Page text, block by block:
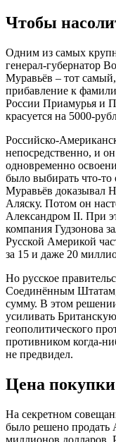
Чтобы
Одним из самых
генерал-губернатор
Муравьёв – тот
прибавление к
России Приамурья и
красуется на 5000-
Российско-
непосредственно, и
одновременно
было выбирать что-
Муравьёв доказывал
Аляску. Потом он
Александром II. При
компания Гудзонова
Русской Америкой
за 15 и даже 20
Но русское
Соединённым
сумму. В этом
усиливать
геополитического
противником когда-
не предвидел.
Цена покупки
На секретном
было решено
миллионов долларов.